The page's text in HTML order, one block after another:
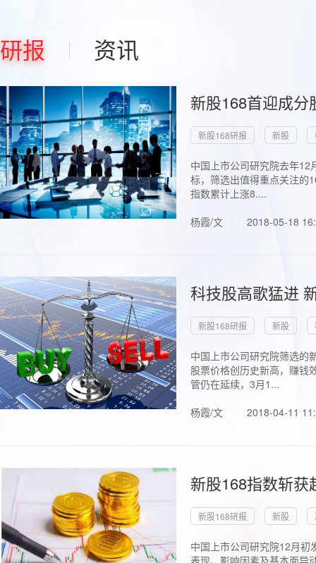
研报 资讯
新股168首迎成
新股168研报 新股
中国上市公司研究院去年
标，筛选出值得重点关注的
指数累计上涨8....
杨霞/文
2018-05-18
科技股高歌猛进
新股168研报 新股
中国上市公司研究院筛选的
股票价格创历史新高，赚钱
管仍在延续，3月1...
杨霞/文
2018-04-11
新股168指数斩
新股168研报 新股
中国上市公司研究院12月初
表现、影响因素及基本面异